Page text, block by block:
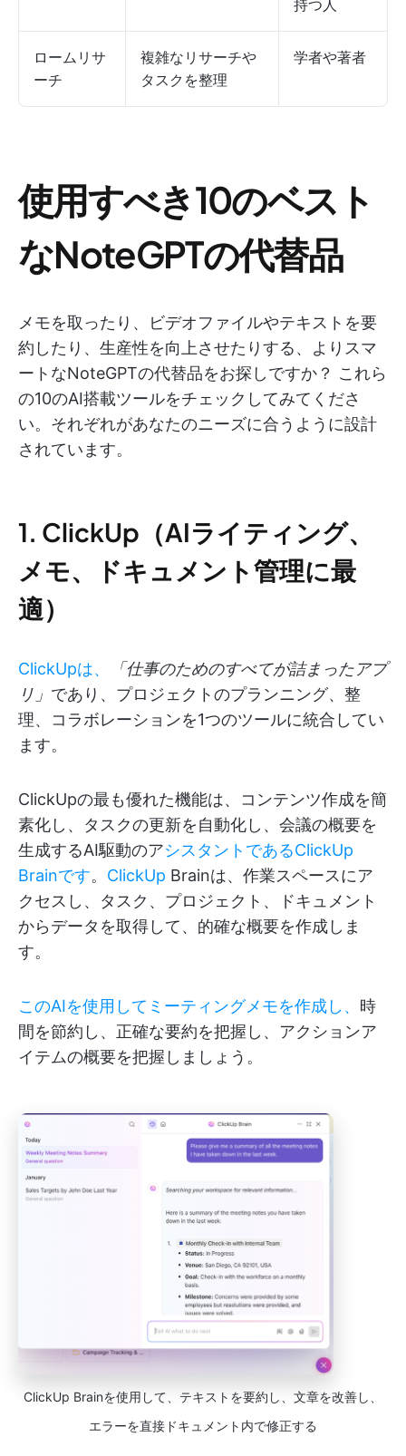
持つ人
ロームリサ
ーチ
複雑なリサーチや
タスクを整理
学者や著者
使用すべき10のベスト
なNoteGPTの代替品
メモを取ったり、ビデオファイルやテキストを要
約したり、生産性を向上させたりする、よりスマ
ートなNoteGPTの代替品をお探しですか？ これら
の10のAI搭載ツールをチェックしてみてくださ
い。それぞれがあなたのニーズに合うように設計
されています。
1. ClickUp（AIライティング、
メモ、ドキュメント管理に最
適）
ClickUpは、
「仕事のためのすべてが詰まったアプ
リ」 であり、プロジェクトのプランニング、整
理、コラボレーションを1つのツールに統合してい
ます。
ClickUpの最も優れた機能は、コンテンツ作成を簡
素化し、タスクの更新を自動化し、会議の概要を
生成するAI駆動のアシスタントであるClickUp
Brainです。 ClickUp Brainは、作業スペースにア
クセスし、タスク、プロジェクト、ドキュメント
からデータを取得して、的確な概要を作成しま
す。
このAIを使用してミーティングメモを作成し、 時
間を節約し、正確な要約を把握し、アクションア
イテムの概要を把握しましょう。
ClickUp Brainを使用して、テキストを要約し、文章を改善し、
エラーを直接ドキュメント内で修正する